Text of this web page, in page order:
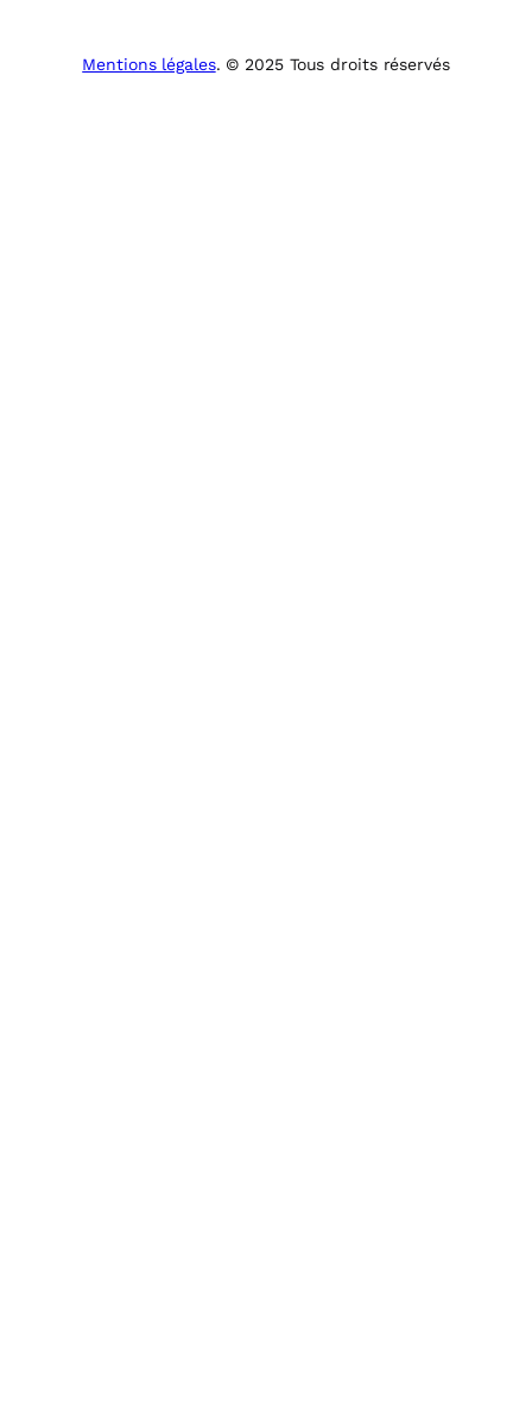
Mentions légales. © 2025 Tous droits réservés